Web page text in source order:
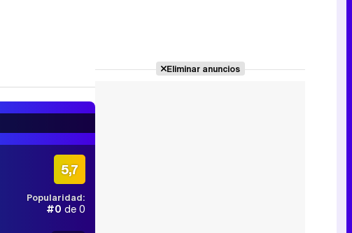
5,7
Popularidad:
#0 de 0
Eliminar anuncios